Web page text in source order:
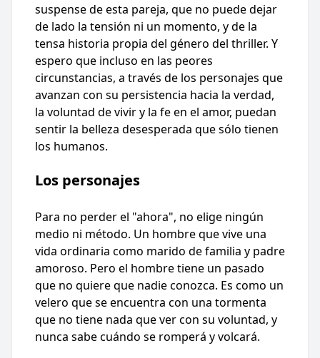
suspense de esta pareja, que no puede dejar
de lado la tensión ni un momento, y de la
tensa historia propia del género del thriller. Y
espero que incluso en las peores
circunstancias, a través de los personajes que
avanzan con su persistencia hacia la verdad,
la voluntad de vivir y la fe en el amor, puedan
sentir la belleza desesperada que sólo tienen
los humanos.
Los personajes
Para no perder el "ahora", no elige ningún
medio ni método. Un hombre que vive una
vida ordinaria como marido de familia y padre
amoroso. Pero el hombre tiene un pasado
que no quiere que nadie conozca. Es como un
velero que se encuentra con una tormenta
que no tiene nada que ver con su voluntad, y
nunca sabe cuándo se romperá y volcará.